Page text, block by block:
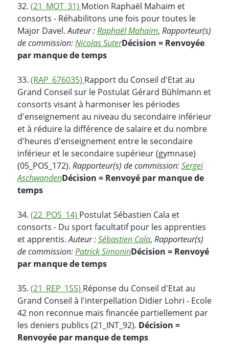
32. (21_MOT_31) Motion Raphaël Mahaim et
consorts - Réhabilitons une fois pour toutes le
Major Davel.Auteur :Raphaël Mahaim, Rapporteur(s)
de commission:Nicolas SuterDécision = Renvoyée
par manque de temps
33. (RAP_676035) Rapport du Conseil d'Etat au
Grand Conseil sur le Postulat Gérard Bühlmann et
consorts visant à harmoniser les périodes
d'enseignement au niveau du secondaire inférieur
et à réduire la différence de salaire et du nombre
d'heures d'enseignement entre le secondaire
inférieur et le secondaire supérieur (gymnase)
(05_POS_172). Rapporteur(s) de commission:Sergei
AschwandenDécision = Renvoyé par manque de
temps
34. (22_POS_14) Postulat Sébastien Cala et
consorts - Du sport facultatif pour les apprenties
et apprentis.Auteur :Sébastien Cala, Rapporteur(s)
de commission:Patrick SimoninDécision = Renvoyé
par manque de temps
35. (21_REP_155) Réponse du Conseil d'Etat au
Grand Conseil à l'interpellation Didier Lohri - Ecole
42 non reconnue mais financée partiellement par
les deniers publics (21_INT_92). Décision =
Renvoyée par manque de temps